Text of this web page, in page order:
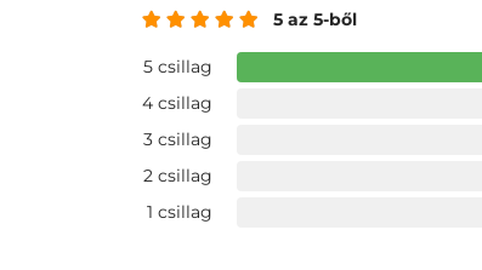
5 az 5-ből
5 csillag
4 csillag
3 csillag
2 csillag
1 csillag